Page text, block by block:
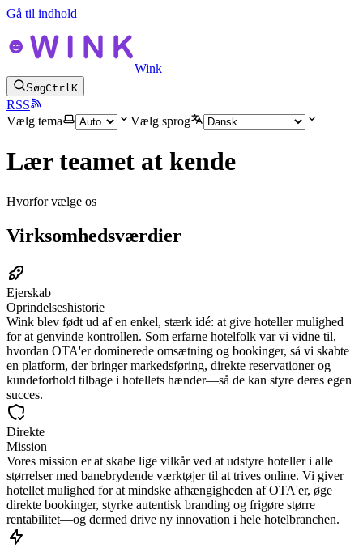
Gå til indhold
Wink
SøgCtrlK
RSS
Vælg tema
Vælg sprog
Lær teamet at kende
Hvorfor vælge os
Virksomhedsværdier
Ejerskab
Oprindelseshistorie
Wink blev født ud af en enkel, stærk idé: at give hoteller mulighed
for at genvinde kontrollen. Som erfarne hotelfolk var vi vidne til,
hvordan OTA'er dominerede omsætning og bookinger, så vi skabte
en platform, der bringer markedsføring, direkte reservationer og
kundeforhold tilbage i hotellets hænder—så de kan styre deres egen
succes.
Direkte
Mission
Vores mission er at skabe lige vilkår ved at udstyre hoteller i alle
størrelser med banebrydende værktøjer til at trives online. Vi giver
hotellet mulighed for at mindske afhængigheden af OTA'er, øge
direkte bookinger, styrke autentisk branding og frigøre større
rentabilitet—og dermed drive ny innovation i hele hotelbranchen.